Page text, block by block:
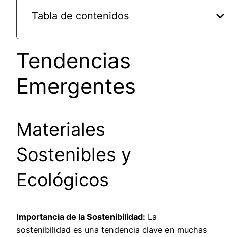
Tabla de contenidos
Tendencias
Emergentes
Materiales
Sostenibles y
Ecológicos
Importancia de la Sostenibilidad: La
sostenibilidad es una tendencia clave en muchas